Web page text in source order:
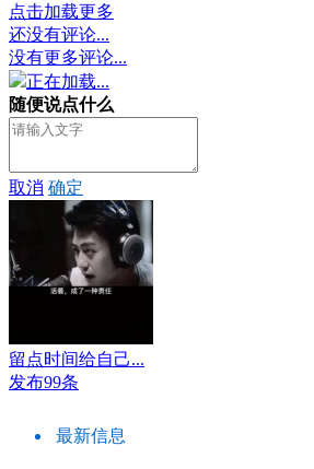
点击加载更多
还没有评论...
没有更多评论...
正在加载...
随便说点什么
取消 确定
留点时间给自己...
发布99条
最新信息